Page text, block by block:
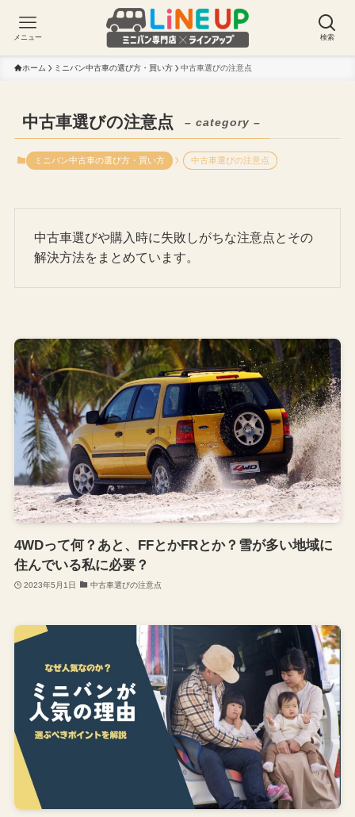
検索
メニュー
ホーム ミニバン中古車の選び方・買い方 中古車選びの注意点
中古車選びの注意点 – category –
ミニバン中古車の選び方・買い方 中古車選びの注意点
中古車選びや購入時に失敗しがちな注意点とその
解決方法をまとめています。
4WDって何？あと、FFとかFRとか？雪が多い地域に
住んでいる私に必要？
2023年5月1日 中古車選びの注意点